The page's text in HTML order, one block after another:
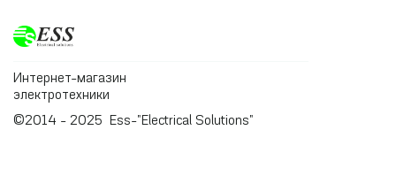
Интернет-магазин
электротехники
©2014 - 2025 Ess-"Electrical Solutions"